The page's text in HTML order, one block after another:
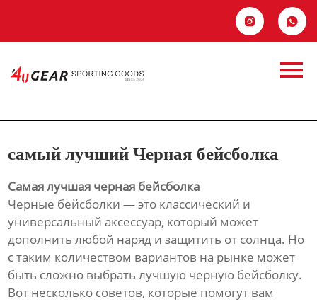
 
Контакты
Черная бейсболка
самый лучший Черная бейсболка
Самая лучшая черная бейсболка
Черные бейсболки — это классический и
универсальный аксессуар, который может
дополнить любой наряд и защитить от солнца. Но
с таким количеством вариантов на рынке может
быть сложно выбрать лучшую черную бейсболку.
Вот несколько советов, которые помогут вам